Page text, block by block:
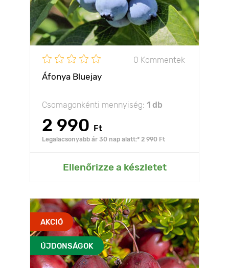
0 Kommentek
Áfonya Bluejay
Csomagonkénti mennyiség: 1 db
2 990 Ft
Legalacsonyabb ár 30 nap alatt:* 2 990 Ft
Ellenőrizze a készletet
AKCIÓ
ÚJDONSÁGOK